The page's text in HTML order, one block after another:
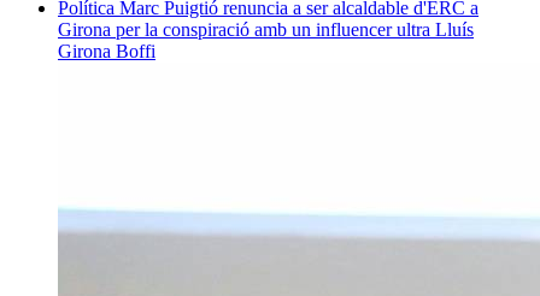
Política Marc Puigtió renuncia a ser alcaldable d'ERC a
Girona per la conspiració amb un influencer ultra Lluís
Girona Boffi